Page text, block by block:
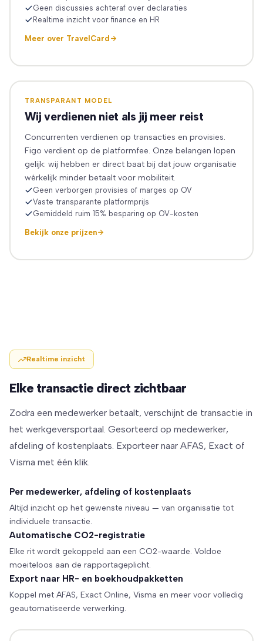
Geen discussies achteraf over declaraties
Realtime inzicht voor finance en HR
Meer over TravelCard
TRANSPARANT MODEL
Wij verdienen niet als jij meer reist
Concurrenten verdienen op transacties en provisies.
Figo verdient op de platformfee. Onze belangen lopen
gelijk: wij hebben er direct baat bij dat jouw organisatie
wérkelijk minder betaalt voor mobiliteit.
Geen verborgen provisies of marges op OV
Vaste transparante platformprijs
Gemiddeld ruim 15% besparing op OV-kosten
Bekijk onze prijzen
Realtime inzicht
Elke transactie direct zichtbaar
Zodra een medewerker betaalt, verschijnt de transactie in
het werkgeversportaal. Gesorteerd op medewerker,
afdeling of kostenplaats. Exporteer naar AFAS, Exact of
Visma met één klik.
Per medewerker, afdeling of kostenplaats
Altijd inzicht op het gewenste niveau — van organisatie tot
individuele transactie.
Automatische CO2-registratie
Elke rit wordt gekoppeld aan een CO2-waarde. Voldoe
moeiteloos aan de rapportageplicht.
Export naar HR- en boekhoudpakketten
Koppel met AFAS, Exact Online, Visma en meer voor volledig
geautomatiseerde verwerking.